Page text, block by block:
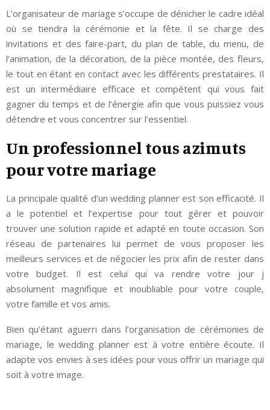
L’organisateur de mariage s’occupe de dénicher le cadre idéal
où se tiendra la cérémonie et la fête. Il se charge des
invitations et des faire-part, du plan de table, du menu, de
l’animation, de la décoration, de la pièce montée, des fleurs,
le tout en étant en contact avec les différents prestataires. Il
est un intermédiaire efficace et compétent qui vous fait
gagner du temps et de l’énergie afin que vous puissiez vous
détendre et vous concentrer sur l’essentiel.
Un professionnel tous azimuts
pour votre mariage
La principale qualité d’un wedding planner est son efficacité. Il
a le potentiel et l’expertise pour tout gérer et pouvoir
trouver une solution rapide et adapté en toute occasion. Son
réseau de partenaires lui permet de vous proposer les
meilleurs services et de négocier les prix afin de rester dans
votre budget. Il est celui qui va rendre votre jour j
absolument magnifique et inoubliable pour votre couple,
votre famille et vos amis.
Bien qu’étant aguerri dans l’organisation de cérémonies de
mariage, le wedding planner est à votre entière écoute. Il
adapte vos envies à ses idées pour vous offrir un mariage qui
soit à votre image.